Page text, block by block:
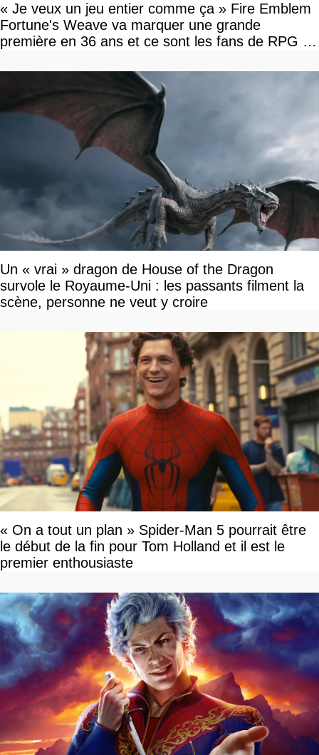
« Je veux un jeu entier comme ça » Fire Emblem
Fortune's Weave va marquer une grande
première en 36 ans et ce sont les fans de RPG en
Un « vrai » dragon de House of the Dragon
survole le Royaume-Uni : les passants filment la
scène, personne ne veut y croire
« On a tout un plan » Spider-Man 5 pourrait être
le début de la fin pour Tom Holland et il est le
premier enthousiaste